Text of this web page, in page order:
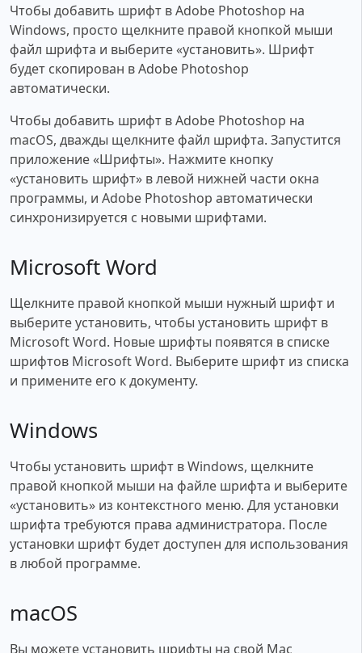
Чтобы добавить шрифт в Adobe Photoshop на
Windows, просто щелкните правой кнопкой мыши
файл шрифта и выберите «установить». Шрифт
будет скопирован в Adobe Photoshop
автоматически.
Чтобы добавить шрифт в Adobe Photoshop на
macOS, дважды щелкните файл шрифта. Запустится
приложение «Шрифты». Нажмите кнопку
«установить шрифт» в левой нижней части окна
программы, и Adobe Photoshop автоматически
синхронизируется с новыми шрифтами.
Microsoft Word
Щелкните правой кнопкой мыши нужный шрифт и
выберите установить, чтобы установить шрифт в
Microsoft Word. Новые шрифты появятся в списке
шрифтов Microsoft Word. Выберите шрифт из списка
и примените его к документу.
Windows
Чтобы установить шрифт в Windows, щелкните
правой кнопкой мыши на файле шрифта и выберите
«установить» из контекстного меню. Для установки
шрифта требуются права администратора. После
установки шрифт будет доступен для использования
в любой программе.
macOS
Вы можете установить шрифты на свой Mac